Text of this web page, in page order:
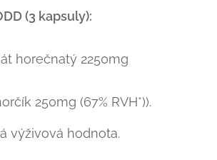
(3 kapsuly):
horečnatý 2250mg
250mg (67% RVH*)).
výživová hodnota.